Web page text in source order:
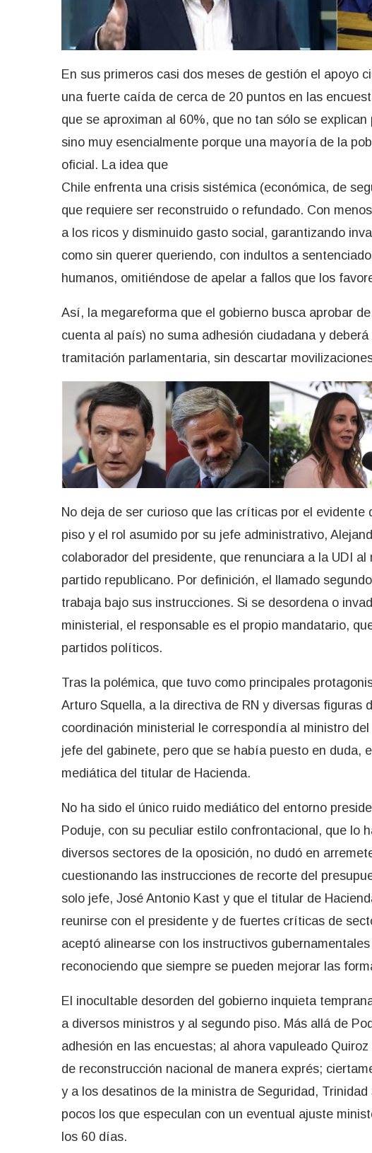
En sus primeros casi dos meses de gestión el apoyo
una fuerte caída de cerca de 20 puntos en las
que se aproximan al 60%, que no tan sólo se
sino muy esencialmente porque una mayoría de la
oficial. La idea que
Chile enfrenta una crisis sistémica (económica, de
que requiere ser reconstruido o refundado. Con
a los ricos y disminuido gasto social, garantizando
como sin querer queriendo, con indultos a
humanos, omitiéndose de apelar a fallos que los
Así, la megareforma que el gobierno busca aprobar
cuenta al país) no suma adhesión ciudadana y
tramitación parlamentaria, sin descartar
No deja de ser curioso que las críticas por el
piso y el rol asumido por su jefe administrativo,
colaborador del presidente, que renunciara a la UDI
partido republicano. Por definición, el llamado
trabaja bajo sus instrucciones. Si se desordena o
ministerial, el responsable es el propio mandatario,
partidos políticos.
Tras la polémica, que tuvo como principales
Arturo Squella, a la directiva de RN y diversas figuras
coordinación ministerial le correspondía al ministro
jefe del gabinete, pero que se había puesto en duda,
mediática del titular de Hacienda.
No ha sido el único ruido mediático del entorno
Poduje, con su peculiar estilo confrontacional, que lo
diversos sectores de la oposición, no dudó en
cuestionando las instrucciones de recorte del
solo jefe, José Antonio Kast y que el titular de
reunirse con el presidente y de fuertes críticas de
aceptó alinearse con los instructivos
reconociendo que siempre se pueden mejorar las
El inocultable desorden del gobierno inquieta
a diversos ministros y al segundo piso. Más allá de
adhesión en las encuestas; al ahora vapuleado
de reconstrucción nacional de manera exprés;
y a los desatinos de la ministra de Seguridad,
pocos los que especulan con un eventual ajuste
los 60 días.